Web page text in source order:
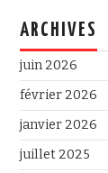
ARCHIVES
juin 2026
février 2026
janvier 2026
juillet 2025